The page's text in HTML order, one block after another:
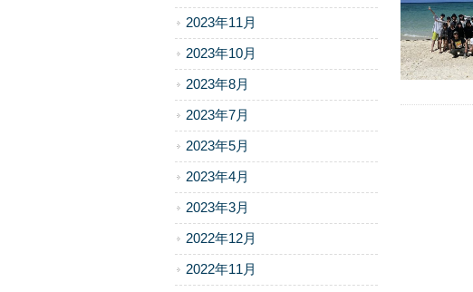
2023年11月
2023年10月
2023年8月
2023年7月
2023年5月
2023年4月
2023年3月
2022年12月
2022年11月